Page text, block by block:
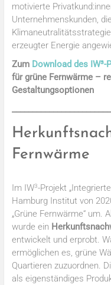
motivierte
Unternehmenskunden,
erzeugter Energie
Zum Download des
für grüne Fernwärme –
Gestaltungsoptionen
Fernwärme
Im IW3-Projekt
Hamburg Institut von
„Grüne Fernwärme“ um.
wurde ein
entwickelt und erprobt.
ermöglichen es, grüne
Quartieren zuzuordnen.
als eigenständiges